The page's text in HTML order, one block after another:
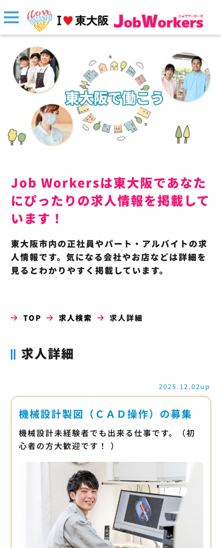
Job Workersは東大阪であなた
にぴったりの求人情報を掲載して
います！
東大阪市内の正社員やパート・アルバイトの求
人情報です。気になる会社やお店などは詳細を
見るとわかりやすく掲載しています。
TOP 求人検索 求人詳細
求人詳細
2025.12.02up
機械設計製図（ＣＡＤ操作）の募集
機械設計未経験者でも出来る仕事です。（初
心者の方大歓迎です！ ）